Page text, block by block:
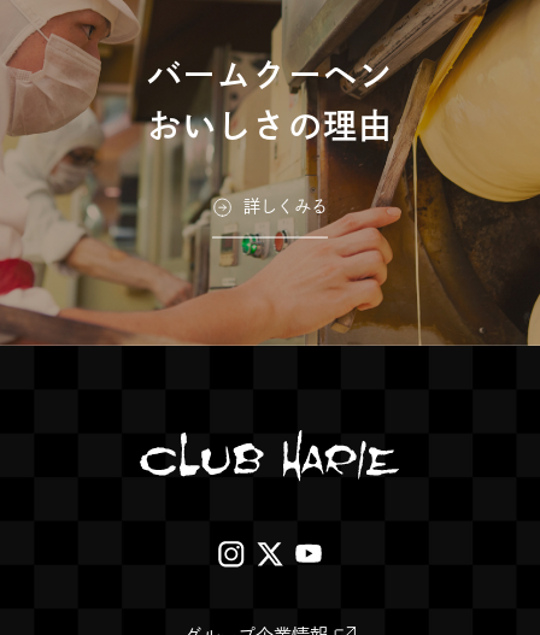
バームクーヘン
おいしさの理由
詳しくみる
外
外
サ
外
サ